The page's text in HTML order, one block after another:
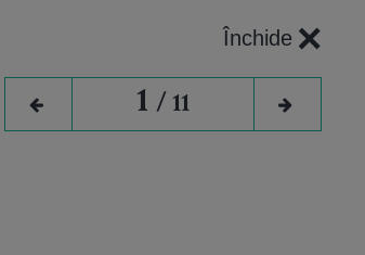
Închide ×
1 / 11